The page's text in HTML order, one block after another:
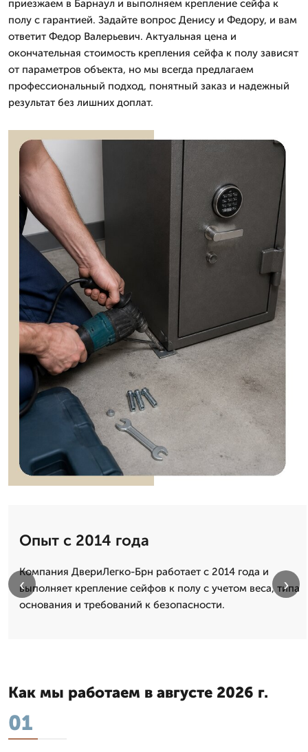
приезжаем в Барнаул и выполняем крепление сейфа к
полу с гарантией. Задайте вопрос Денису и Федору, и вам
ответит Федор Валерьевич. Актуальная цена и
окончательная стоимость крепления сейфа к полу зависят
от параметров объекта, но мы всегда предлагаем
профессиональный подход, понятный заказ и надежный
результат без лишних доплат.
Опыт с 2014 года
Компания ДвериЛегко-Брн работает с 2014 года и
выполняет крепление сейфов к полу с учетом веса, типа
основания и требований к безопасности.
‹ ›
Как мы работаем в августе 2026 г.
01